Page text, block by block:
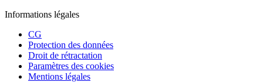
Informations légales
CG
Protection des données
Droit de rétractation
Paramètres des cookies
Mentions légales